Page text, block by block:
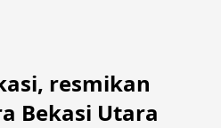
resmikan
Bekasi Utara